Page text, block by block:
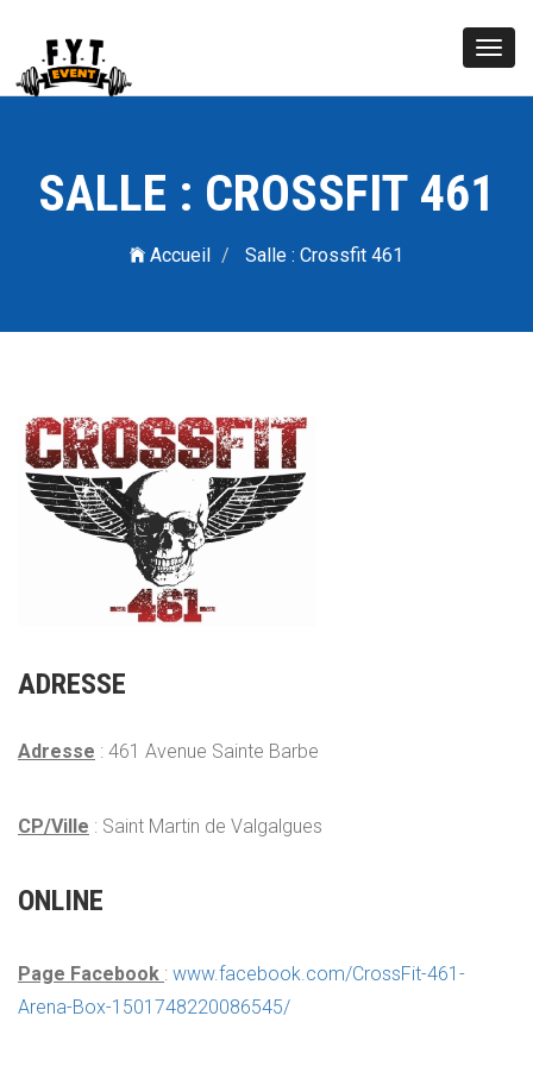
SALLE : CROSSFIT 461
Accueil Salle : Crossfit 461
ADRESSE
Adresse : 461 Avenue Sainte Barbe
CP/Ville : Saint Martin de Valgalgues
ONLINE
Page Facebook : www.facebook.com/CrossFit-461-
Arena-Box-1501748220086545/